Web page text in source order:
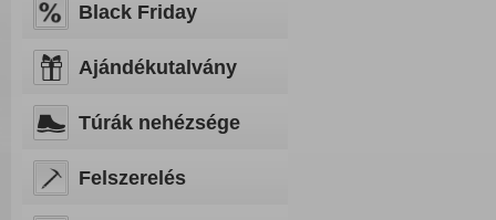
Black Friday
Ajándékutalvány
Túrák nehézsége
Felszerelés